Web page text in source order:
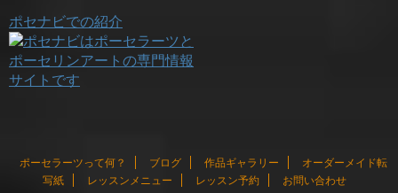
ポセナビでの紹介
ポーセラーツって何？ ブログ 作品ギャラリー
オーダーメイド転
写紙
レッスンメニュー レッスン予約 お問い合わせ